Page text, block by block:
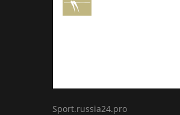
Sport.russia24.pro